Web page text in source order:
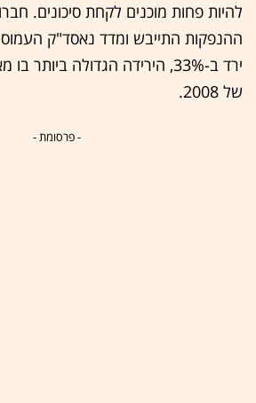
להיות פחות מוכנים לקחת סיכונים.
ההנפקות התייבש ומדד נאסד"ק העמוס
ירד ב-33%, הירידה הגדולה
של 2008.
- פרסומת -